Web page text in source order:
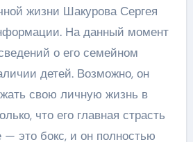
жизни Шакурова Сергея
На данный момент
о его семейном
детей. Возможно, он
свою личную жизнь в
что его главная страсть
— это бокс, и он полностью